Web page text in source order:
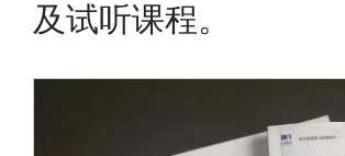
及试听课程。